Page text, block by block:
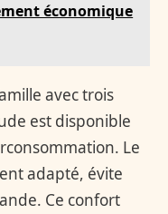
économique
avec trois
est disponible
Le
adapté, évite
Ce confort